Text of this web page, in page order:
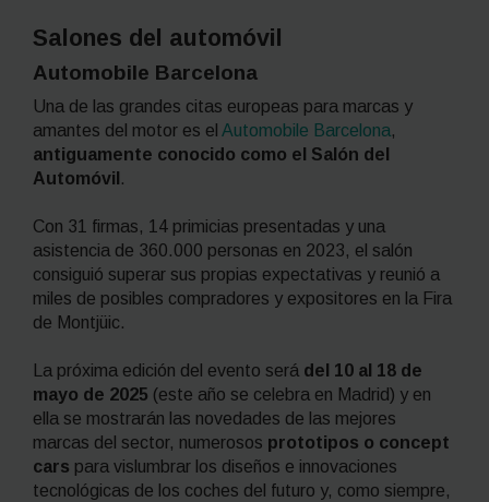
Salones del automóvil
Automobile Barcelona
Una de las grandes citas europeas para marcas y
amantes del motor es el Automobile Barcelona,
antiguamente conocido como el Salón del
Automóvil .
Con 31 firmas, 14 primicias presentadas y una
asistencia de 360.000 personas en 2023, el salón
consiguió superar sus propias expectativas y reunió a
miles de posibles compradores y expositores en la Fira
de Montjüic.
La próxima edición del evento será del 10 al 18 de
mayo de 2025 (este año se celebra en Madrid) y en
ella se mostrarán las novedades de las mejores
marcas del sector, numerosos prototipos o concept
cars para vislumbrar los diseños e innovaciones
tecnológicas de los coches del futuro y, como siempre,